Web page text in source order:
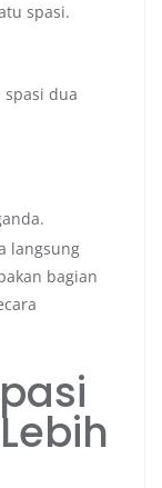
spasi.
spasi dua
langsung
bagian